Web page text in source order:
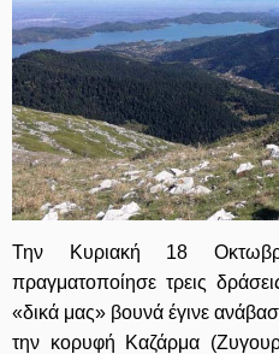
Την Κυριακή 18
πραγματοποίησε τρεις
«δικά μας» βουνά έγινε
την κορυφή Καζάρμα